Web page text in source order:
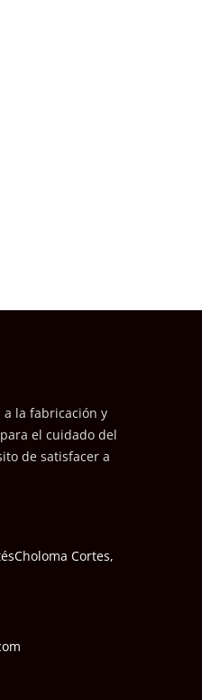
a la fabricación y
el cuidado del
de satisfacer a
Cortes,